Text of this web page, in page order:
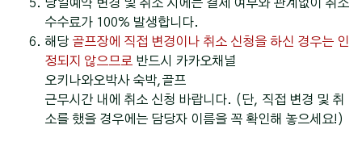
당일예약 변경 및 취소 시에는 결제 여부와 관계없이 취소
수수료가 100% 발생합니다.
해당 골프장에 직접 변경이나 취소 신청을 하신 경우는 인
정되지 않으므로 반드시 카카오채널
오키나와오박사 숙박,골프
근무시간 내에 취소 신청 바랍니다. (단, 직접 변경 및 취
소를 했을 경우에는 담당자 이름을 꼭 확인해 놓으세요!)